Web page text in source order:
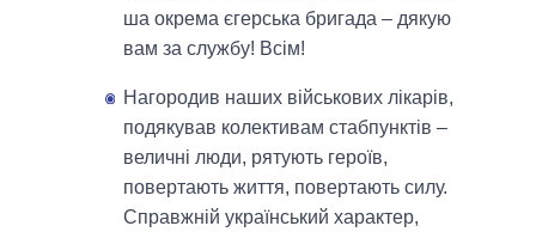
ша окрема єгерська бригада – дякую
вам за службу! Всім!
Нагородив наших військових лікарів,
подякував колективам стабпунктів –
величні люди, рятують героїв,
повертають життя, повертають силу.
Справжній український характер,